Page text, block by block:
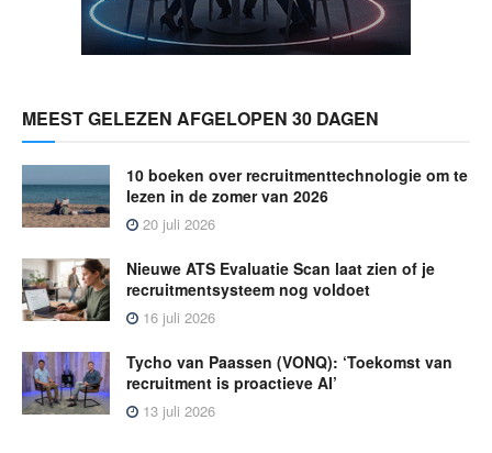
MEEST GELEZEN AFGELOPEN 30 DAGEN
10 boeken over recruitmenttechnologie om te
lezen in de zomer van 2026
20 juli 2026
Nieuwe ATS Evaluatie Scan laat zien of je
recruitmentsysteem nog voldoet
16 juli 2026
Tycho van Paassen (VONQ): ‘Toekomst van
recruitment is proactieve AI’
13 juli 2026